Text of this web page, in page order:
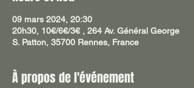
09 mars 2024, 20:30
20h30, 10€/6€/3€ , 264 Av. Général George
S. Patton, 35700 Rennes, France
À propos de l'événement